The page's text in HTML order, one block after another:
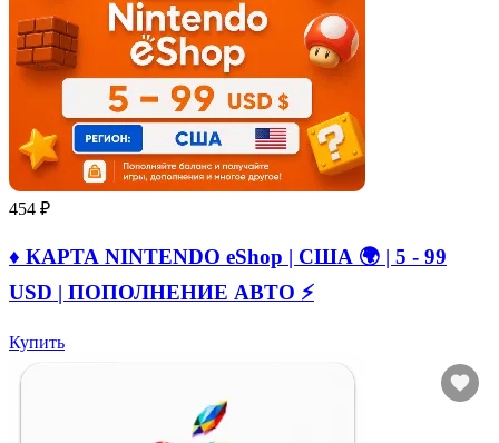
454 ₽
♦️ КАРТА NINTENDO eShop | США 🌍 | 5 - 99
USD | ПОПОЛНЕНИЕ АВТО ⚡
Купить